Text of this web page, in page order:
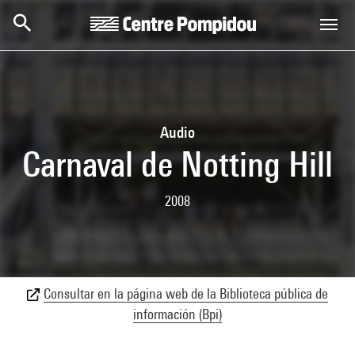
Audio
Carnaval de Notting Hill
2008
Consultar en la página web de la Biblioteca pública de
información (Bpi)